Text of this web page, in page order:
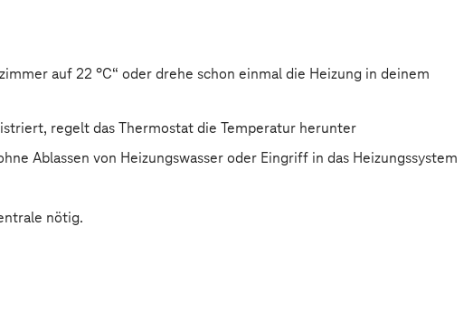
auf 22 °C“ oder drehe schon einmal die Heizung in deinem
regelt das Thermostat die Temperatur herunter
Ablassen von Heizungswasser oder Eingriff in das Heizungssystem
nötig.